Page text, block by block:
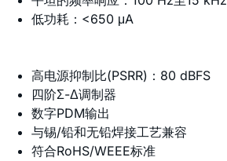
低功耗：<650 μA
高电源抑制比(PSRR)：80 dBFS
四阶Σ-Δ调制器
数字PDM输出
与锡/铅和无铅焊接工艺兼容
符合RoHS/WEEE标准